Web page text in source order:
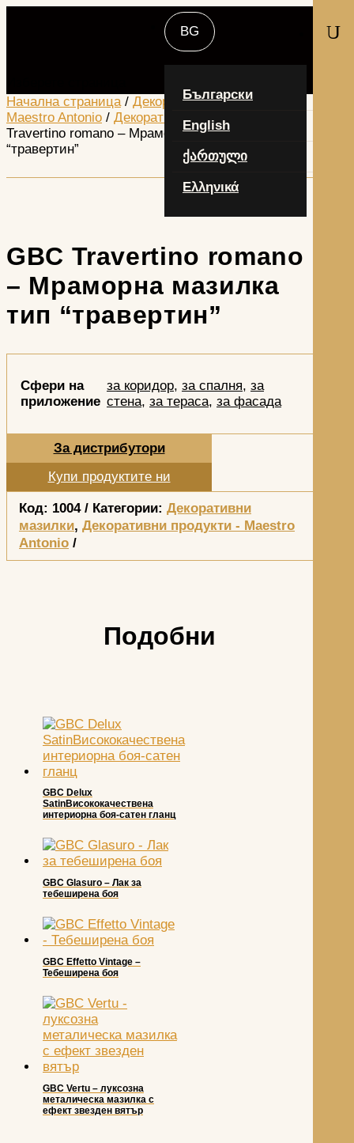
Български
English
ქართული
Ελληνικά
U
Начална страница/ Декоративни продукти -
Maestro Antonio / Декоративни мазилки
Travertino romano – Мраморна мазилка тип
“травертин”
GBC Travertino romano
– Мраморна мазилка
тип “травертин”
Сфери на
приложение
за коридор, за спалня, за
стена, за тераса, за фасада
За дистрибутори
Купи продуктите ни
Код: 1004 Категории: Декоративни
мазилки, Декоративни продукти - Maestro
Antonio
Подобни
GBC Delux
SatinВисококачествена
интериорна боя-сатен гланц
GBC Glasuro – Лак за
тебеширена боя
GBC Effetto Vintage –
Тебеширена боя
GBC Vertu – луксозна
металическа мазилка с
ефект звезден вятър